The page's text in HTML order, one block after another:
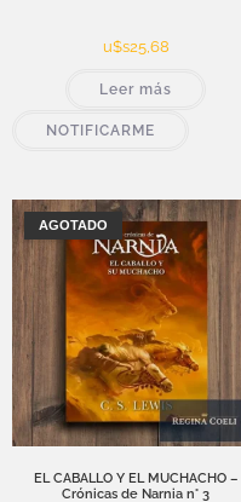
u$s25,68
Leer más
NOTIFICARME
AGOTADO
EL CABALLO Y EL MUCHACHO –
Crónicas de Narnia n° 3